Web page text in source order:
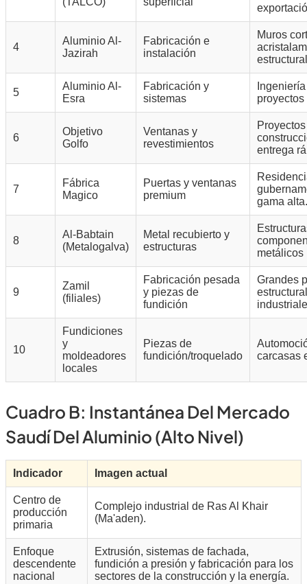
4
Aluminio Al-
Jazirah
Fabricación e
instalación
Muros
5
Aluminio Al-
Esra
Fabricación y
sistemas
6
Objetivo
Golfo
Ventanas y
revestimientos
entrega
7
Fábrica
Magico
Puertas y ventanas
premium
gama alta.
8
Al-Babtain
(Metalogalva)
Metal recubierto y
estructuras
metálicos
9
Zamil
(filiales)
Fabricación pesada
y piezas de
fundición
Grandes
10
Fundiciones
y
moldeadores
locales
Piezas de
fundición/troquelado
carcasas
Cuadro B: Instantánea Del Mercado
Saudí Del Aluminio (alto Nivel)
Indicador Imagen actual
Centro de
producción
primaria
Complejo industrial de Ras Al Khair
(Ma'aden).
Enfoque
descendente
nacional
Extrusión, sistemas de fachada,
fundición a presión y fabricación para los
sectores de la construcción y la energía.